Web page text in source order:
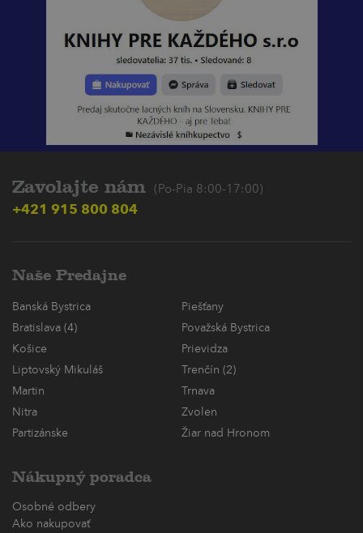
Zavolajte nám (Po-Pia 8:00-17:00)
+421 915 800 804
Naše Predajne
Banská Bystrica
Piešťany
Bratislava (4)
Považská Bystrica
Košice
Prievidza
Liptovský Mikuláš
Trenčín (2)
Martin
Trnava
Nitra
Zvolen
Partizánske
Žiar nad Hronom
Nákupný poradca
Osobné odbery
Ako nakupovať